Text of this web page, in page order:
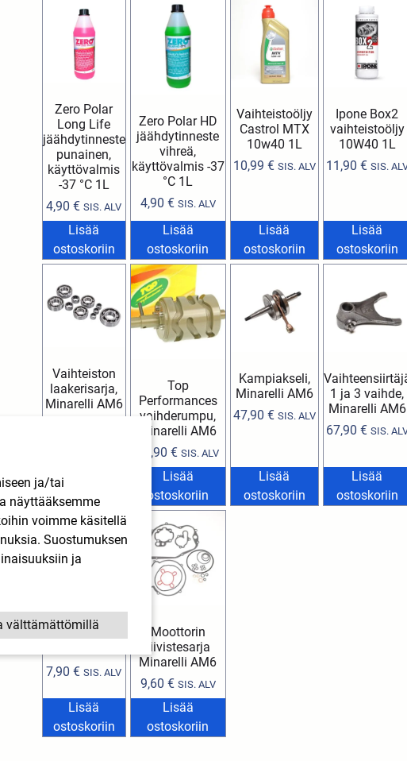
Zero Polar
Long Life
jäähdytinneste
punainen,
käyttövalmis
-37 °C 1L
4,90€ SIS. ALV
Lisää
ostoskoriin
Zero Polar HD
jäähdytinneste
vihreä,
käyttövalmis -37
°C 1L
4,90 € SIS. ALV
Lisää
ostoskoriin
Vaihteistoöljy
Castrol MTX
10w40 1L
10,99 € SIS. ALV
Lisää
ostoskoriin
Ipone Box2
vaihteistoöljy
10W40 1L
11,90 € SIS.
Lisää
ostoskoriin
Vaihteiston
laakerisarja,
Minarelli AM6
ostoskoriin
Top
Performances
vaihderumpu,
Minarelli AM6
82,90€ SIS. ALV
Lisää
ostoskoriin
Kampiakseli,
Minarelli AM6
47,90 € SIS. ALV
Lisää
ostoskoriin
1 ja 3 vaihde,
Minarelli AM6
67,90 € SIS.
Lisää
ostoskoriin
Moottorin
stefasarja
7,90€ SIS. ALV
Lisää
ostoskoriin
Moottorin
tiivistesarja
Minarelli AM6
9,60 € SIS. ALV
Lisää
ostoskoriin
ja/tai
näyttääksemme
voimme käsitellä
Suostumuksen
ja
välttämättömillä